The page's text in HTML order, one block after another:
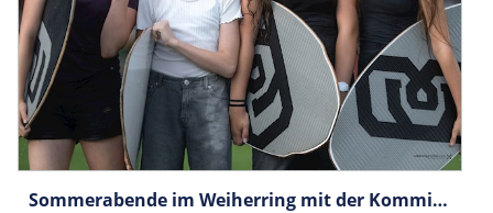
Sommerabende im Weiherring mit der Kommission Gesellschaft